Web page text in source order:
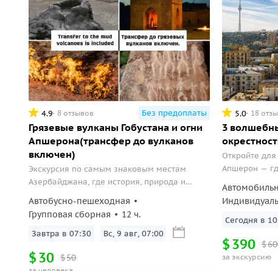
4.9 8 отзывов Без предоплаты
Грязевые вулканы Гобустана и огни
Апшерона(трансфер до вулканов
включен)
Экскурсия по самым знаковым местам
Азербайджана, где история, природа и
удивительное полотно.
Автобусно-пешеходная
Групповая сборная
12 ч.
Завтра в 07:30 Вс, 9 авг, 07:00
$50
$30
5.0 18
3
Откройте
Апшерон —
Сегодня в
$
$390
за экскурсию